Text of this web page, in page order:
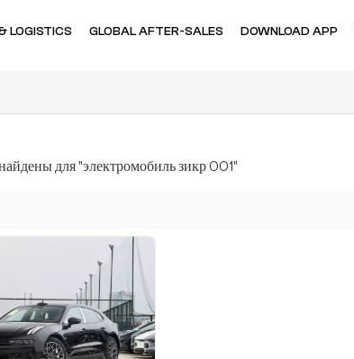
LOGISTICS GLOBAL AFTER-SALES DOWNLOAD APP
найдены для "электромобиль зикр 001"